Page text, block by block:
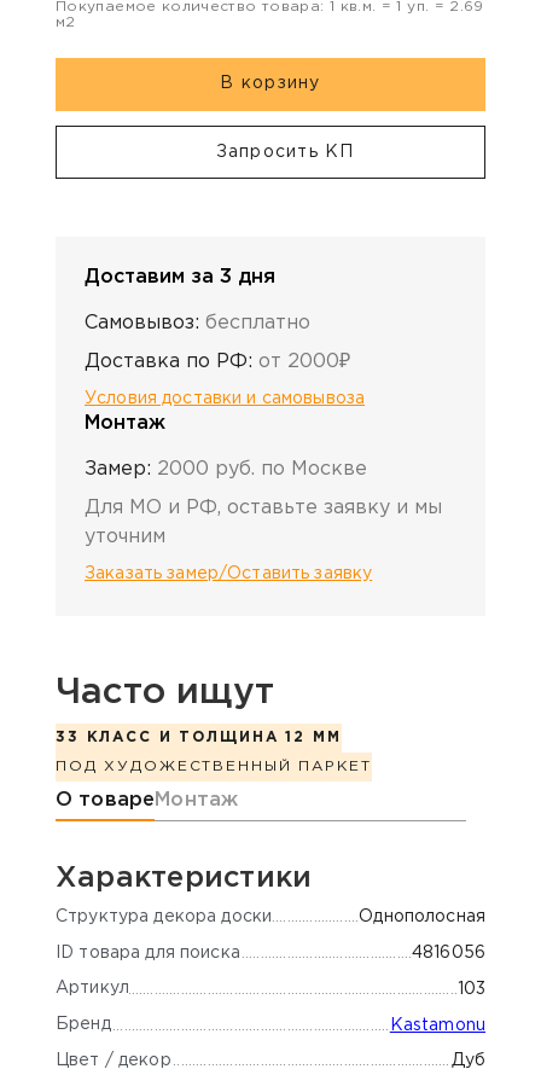
Покупаемое количество товара: 1 кв.м. =1 уп. = 2.69
м2
В корзину
Запросить КП
Доставим за 3 дня
Самовывоз: бесплатно
Доставка по РФ: от 2000₽
Условия доставки и самовывоза
Монтаж
Замер: 2000 руб. по Москве
Для МО и РФ, оставьте заявку и мы
уточним
Заказать замер/Оставить заявку
Часто ищут
33 КЛАСС И ТОЛЩИНА 12 ММ
ПОД ХУДОЖЕСТВЕННЫЙ ПАРКЕТ
Информация о товаре
О товаре Монтаж
Характеристики
Cтруктура декора доски Однополосная
ID товара для поиска 4816056
Артикул 103
Бренд Kastamonu
Цвет / декор Дуб